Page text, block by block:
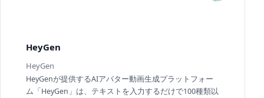
HeyGen
HeyGen
HeyGenが提供するAIアバター動画生成プラットフォー
ム「HeyGen」は、テキストを入力するだけで100種類以